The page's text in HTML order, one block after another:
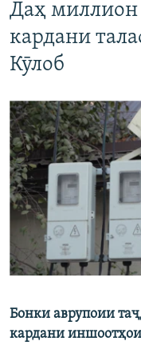
Даҳ миллион
кардани
Кӯлоб
Бонки аврупоии
кардани